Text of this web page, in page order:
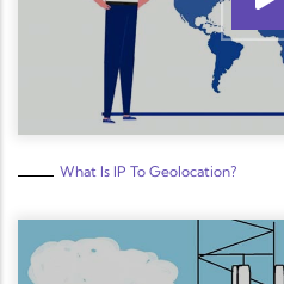
What Is IP To Geolocation?